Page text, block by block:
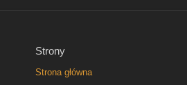
Strony
Strona główna